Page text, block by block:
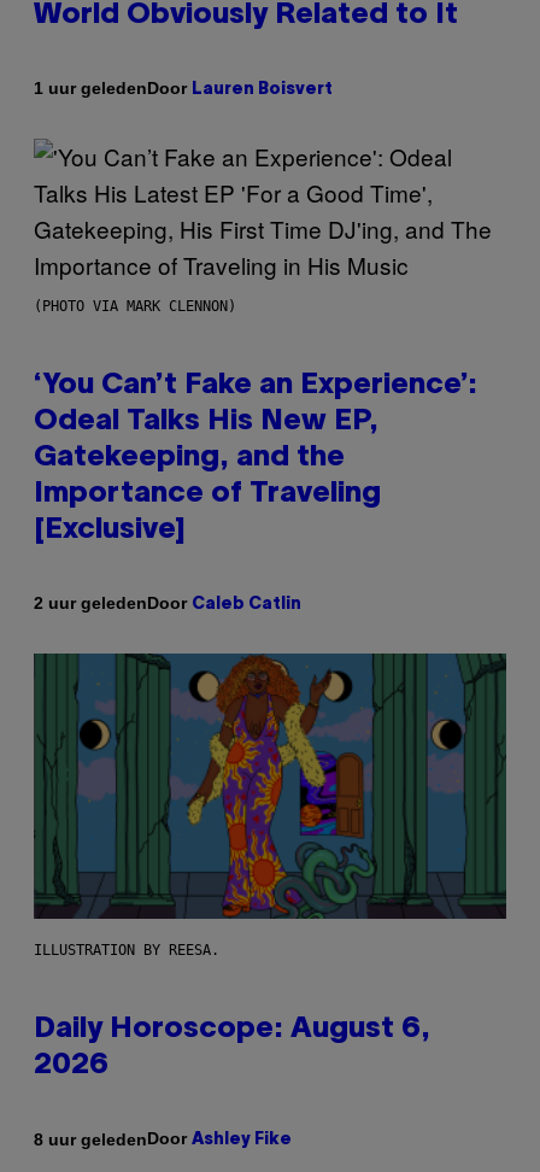
World Obviously Related to It
1 uur geledenDoor Lauren Boisvert
(PHOTO VIA MARK CLENNON)
‘You Can’t Fake an Experience’:
Odeal Talks His New EP,
Gatekeeping, and the
Importance of Traveling
[Exclusive]
2 uur geledenDoor Caleb Catlin
ILLUSTRATION BY REESA.
Daily Horoscope: August 6,
2026
8 uur geledenDoor Ashley Fike